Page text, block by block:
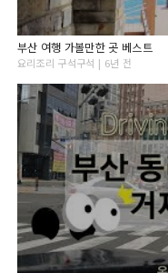
부산 여행 가볼만한 곳 베스트
요리조리 구석구석 | 6년 전